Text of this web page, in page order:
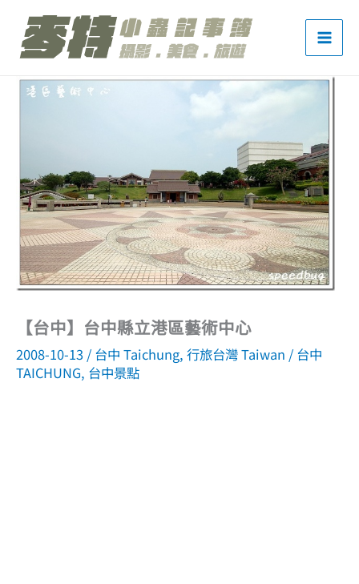
【台中】台中縣立港區藝術中心
2008-10-13 / 台中 Taichung, 行旅台灣 Taiwan / 台中
TAICHUNG, 台中景點